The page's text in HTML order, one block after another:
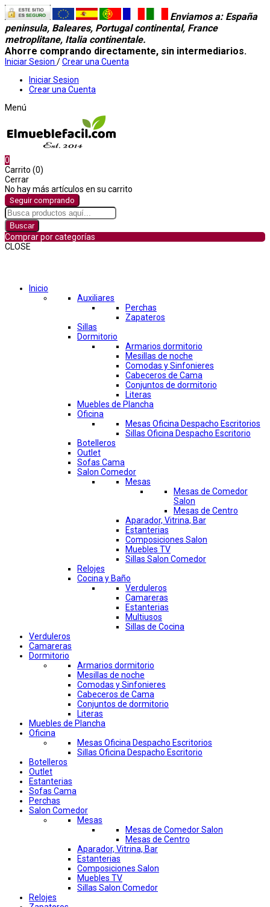
Enviamos a: España
peninsula, Baleares, Portugal continental, France
metroplitane, Italia continentale.
Ahorre comprando directamente, sin intermediarios.
Iniciar Sesion /Crear una Cuenta
Iniciar Sesion
Crear una Cuenta
Menú
0
Carrito (0)
Cerrar
No hay más artículos en su carrito
Seguir comprando
Buscar
Comprar por categorías
CLOSE
Inicio
Auxiliares
Perchas
Zapateros
Sillas
Dormitorio
Armarios dormitorio
Mesillas de noche
Comodas y Sinfonieres
Cabeceros de Cama
Conjuntos de dormitorio
Literas
Muebles de Plancha
Oficina
Mesas Oficina Despacho Escritorios
Sillas Oficina Despacho Escritorio
Botelleros
Outlet
Sofas Cama
Salon Comedor
Mesas
Mesas de Comedor
Salon
Mesas de Centro
Aparador, Vitrina, Bar
Estanterias
Composiciones Salon
Muebles TV
Sillas Salon Comedor
Relojes
Cocina y Baño
Verduleros
Camareras
Estanterias
Multiusos
Sillas de Cocina
Verduleros
Camareras
Dormitorio
Armarios dormitorio
Mesillas de noche
Comodas y Sinfonieres
Cabeceros de Cama
Conjuntos de dormitorio
Literas
Muebles de Plancha
Oficina
Mesas Oficina Despacho Escritorios
Sillas Oficina Despacho Escritorio
Botelleros
Outlet
Estanterias
Sofas Cama
Perchas
Salon Comedor
Mesas
Mesas de Comedor Salon
Mesas de Centro
Aparador, Vitrina, Bar
Estanterias
Composiciones Salon
Muebles TV
Sillas Salon Comedor
Relojes